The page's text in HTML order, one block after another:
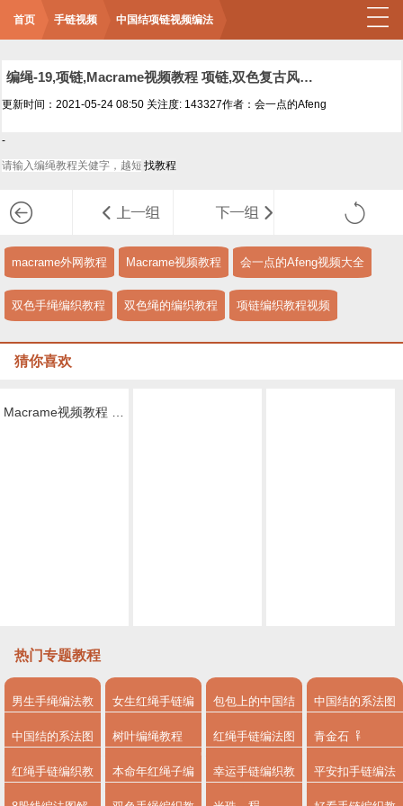
首页 手链视频 中国结项链视频编法
编绳-19,项链,Macrame视频教程 项链,双色复古风项链
更新时间：2021-05-24 08:50 关注度: 143327作者：会一点的Afeng
-
macrame外网教程 Macrame视频教程 会一点的Afeng视频大全
双色手绳编织教程 双色绳的编织教程 项链编织教程视频
猜你喜欢
热门专题教程
男生手绳编法教
程
女生红绳手链编
法
包包上的中国结
系法图解
中国结的系法图
解
中国结的系法图
解，分享简单易
树叶编绳教程 红绳手链编法图
解
青金石
红绳手链编织教 本命年红绳子编 幸运手链编织教 平安扣手链编法